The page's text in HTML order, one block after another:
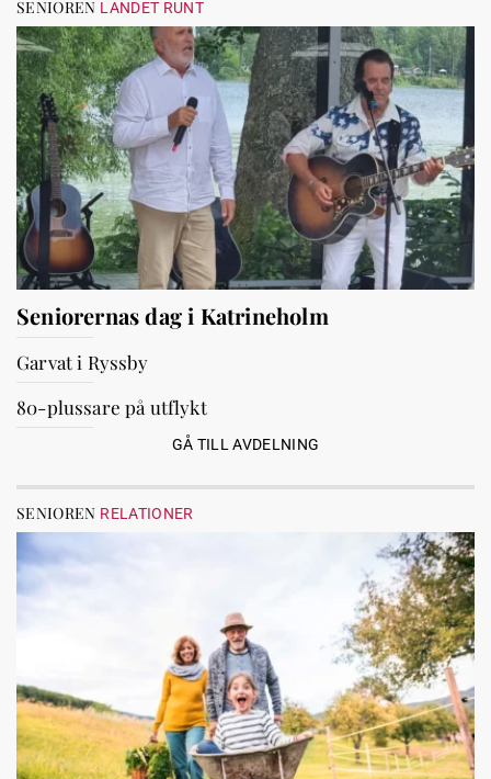
SENIOREN LANDET RUNT
Seniorernas dag i Katrineholm
Garvat i Ryssby
80-plussare på utflykt
GÅ TILL AVDELNING
SENIOREN RELATIONER